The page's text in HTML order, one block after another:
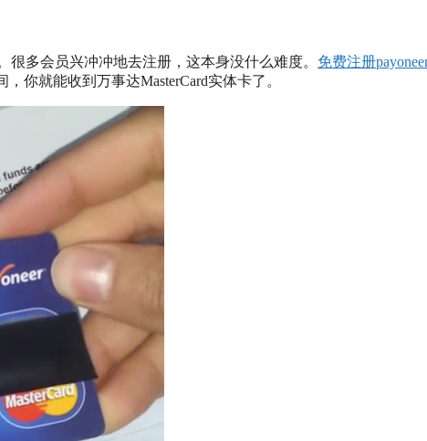
很多会员兴冲冲地去注册，这本身没什么难度。 免费注册
你就能收到万事达MasterCard实体卡了。